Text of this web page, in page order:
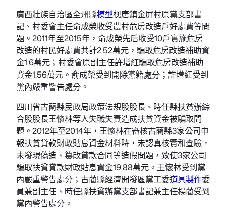
廣西壯族自治區全州縣模型枧唐鎮金屏村原黨支部書
記、村委會主任俞成榮收受農村危房改造戶好處費等問
題。2011年至2015年，俞成榮先后收受10戶實施危房
改造的村民好處費共計2.52萬元，騙取危房改造補助資
金1.6萬元；村委會原副主任許增紅騙取危房改造補助
資金1.56萬元。俞成榮受到開除黨籍處分；許增紅受到
黨內嚴重警告處分。
四川省古藺縣民政局政策法規股股長、時任縣扶貧辦綜
合股股長王懷林等人失職失責造成扶貧資金被騙取問
題。2012年至2014年，王懷林在審核古藺縣3家公司申
報扶貧貸款財政貼息資金材料時，未認真核實和查驗，
未發現偽造、篡改貸款合同等造假問題，致使3家公司
騙取扶貧貸款財政貼息資金19.88萬元。王懷林受到黨
內嚴重警告處分；古藺縣經濟開發區黨工委道具製作委
員兼副主任、時任縣扶貧辦黨支部書記兼主任楊藺受到
黨內警告處分。